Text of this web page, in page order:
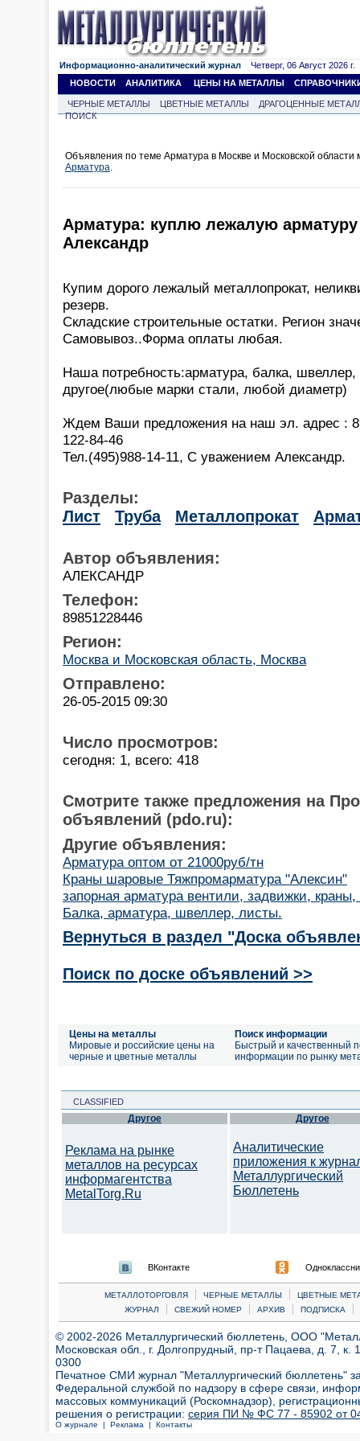
Информационно-аналитический журнал Четверг, 06 Август 2026 г.
НОВОСТИ
АНАЛИТИКА ЦЕНЫ НА МЕТАЛЛЫ
ЧЕРНЫЕ МЕТАЛЛЫ ЦВЕТНЫЕ МЕТАЛЛЫ
ДРАГОЦЕННЫЕ
ПОИСК
Объявления по теме Арматура в Москве и Московской
Арматура.
Арматура: куплю лежалую арматуру
Александр
Купим дорого лежалый металлопрокат,
резерв.
Складские строительные остатки. Регион
Самовывоз..Форма оплаты любая.
Наша потребность:арматура, балка,
другое(любые марки стали, любой диаметр)
Ждем Ваши предложения на наш эл. адрес :
122-84-46
Тел.(495)988-14-11, С уважением Александр.
Разделы:
Лист
Труба Металлопрокат
Автор объявления:
АЛЕКСАНДР
Телефон:
89851228446
Регион:
Москва и Московская область, Москва
Отправлено:
26-05-2015 09:30
Число просмотров:
сегодня: 1, всего: 418
Смотрите также предложения на
объявлений (pdo.ru):
Другие объявления:
Арматура оптом от 21000руб/тн
Краны шаровые Тяжпромарматура "Алексин"
запорная арматура вентили, задвижки,
Балка, арматура, швеллер, листы.
Вернуться в раздел "Доска
Поиск по доске объявлений >>
Цены на металлы
Мировые и российские цены на
черные и цветные металлы
Поиск информации
Быстрый и качественный
информации по рынку
CLASSIFIED
Другое
Реклама на рынке
металлов на ресурсах
информагентства
MetalTorg.Ru
Другое
Аналитические
приложения к
Металлургический
Бюллетень
ВКонтакте
МЕТАЛЛОТОРГОВЛЯ | ЧЕРНЫЕ МЕТАЛЛЫ |
ЦВЕТНЫЕ
ЖУРНАЛ
| СВЕЖИЙ НОМЕР | АРХИВ | ПОДПИСКА |
© 2002-2026 Металлургический бюллетень, ООО
Московская обл., г. Долгопрудный, пр-т Пацаева, д. 7,
0300
Печатное СМИ журнал "Металлургический бюллетень"
Федеральной службой по надзору в сфере связи,
массовых коммуникаций (Роскомнадзор),
решения о регистрации: серия ПИ № ФС 77 - 85902 от 04
О журнале | Реклама | Контакты